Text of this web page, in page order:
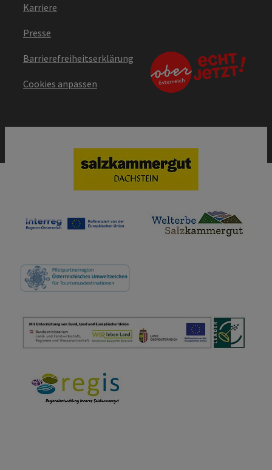
Karriere
Presse
Barrierefreiheitserklärung
Cookies anpassen